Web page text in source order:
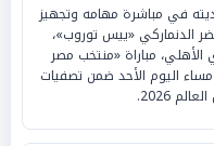
في مباشرة مهامه وتجهيز
الدنماركي «ييس توروب»،
الأهلي، مباراة «منتخب مصر
مساء اليوم الأحد ضمن تصفيات
2026.